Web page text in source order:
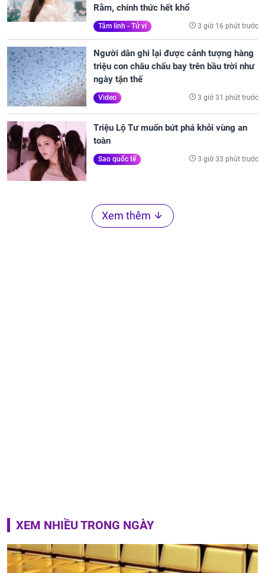
Rằm, chính thức hết khổ
Tâm linh - Tử vi 3 giờ 16 phút trước
Người dân ghi lại được cảnh tượng hàng
triệu con châu chấu bay trên bầu trời như
ngày tận thế
Video 3 giờ 31 phút trước
Triệu Lộ Tư muốn bứt phá khỏi vùng an
toàn
Sao quốc tế 3 giờ 33 phút trước
Xem thêm
XEM NHIỀU TRONG NGÀY